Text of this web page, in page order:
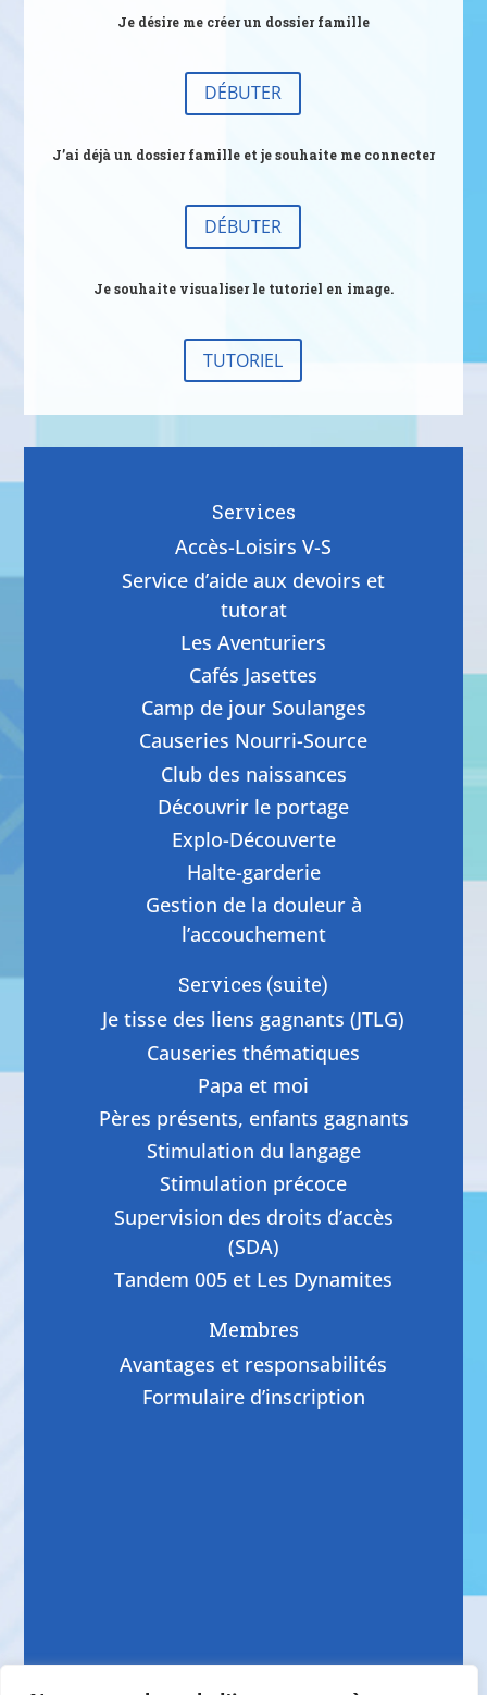
Je désire me créer un dossier famille
DÉBUTER
J’ai déjà un dossier famille et je souhaite me connecter
DÉBUTER
Je souhaite visualiser le tutoriel en image.
TUTORIEL
Services
Accès-Loisirs V-S
Service d’aide aux devoirs et
tutorat
Les Aventuriers
Cafés Jasettes
Camp de jour Soulanges
Causeries Nourri-Source
Club des naissances
Découvrir le portage
Explo-Découverte
Halte-garderie
Gestion de la douleur à
l’accouchement
Services (suite)
Je tisse des liens gagnants (JTLG)
Causeries thématiques
Papa et moi
Pères présents, enfants gagnants
Stimulation du langage
Stimulation précoce
Supervision des droits d’accès
(SDA)
Tandem 005 et Les Dynamites
Membres
Avantages et responsabilités
Formulaire d’inscription